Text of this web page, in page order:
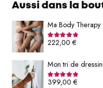
Aussi dans la
Ma Body
Note5.00
222,00 €
Mon tri de
Note5.00
399,00 €